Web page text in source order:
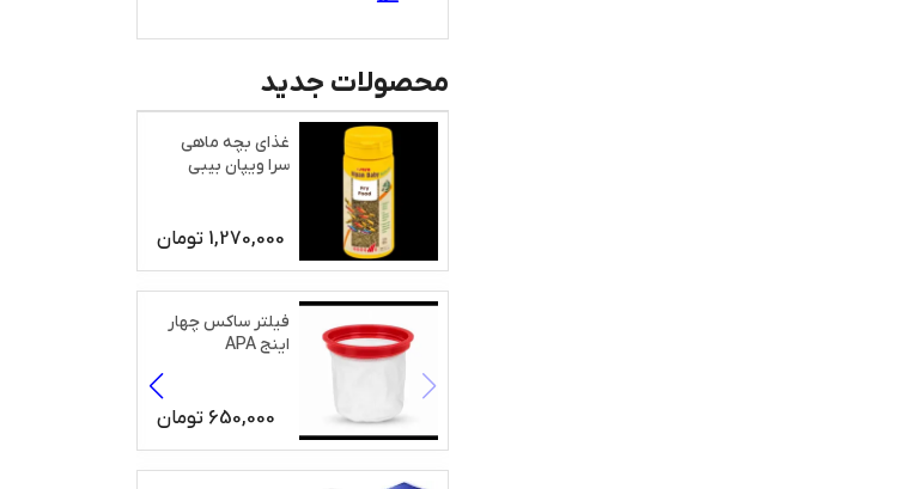
محصولات جدید
غذای بچه ماهی
سرا ویپان بیبی
1,270,000 تومان
فیلتر ساکس چهار
اینج APA
650,000 تومان